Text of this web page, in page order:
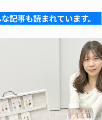
s
k
y
a
d
s
e
b
o
o
k
re
st
記事も読まれています。